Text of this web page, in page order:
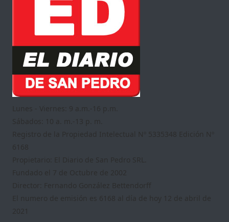
Lunes - Viernes: 9 a.m.-16 p.m.
Sábados: 10 a. m.-13 p. m.
Registro de la Propiedad Intelectual Nº 5335348 Edición Nº
6168
Propietario: El Diario de San Pedro SRL.
Fundado el 7 de Octubre de 2002
Director: Fernando González Bettendorff
El numero de emisión es 6168 al día de hoy 12 de abril de
2021